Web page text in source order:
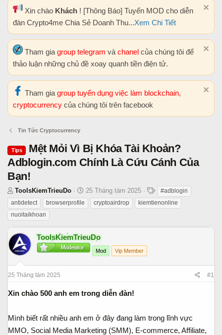
Xin chào Khách ! [Thông Báo] Tuyển MOD cho diễn
đàn Crypto4me Chia Sẻ Doanh Thu...Xem Chi Tiết
Tham gia group telegram và chanel của chúng tôi để
thảo luận những chủ đề xoay quanh tiền điện tử.
Tham gia group tuyển dụng việc làm blockchain,
cryptocurrency của chúng tôi trên facebook
Tin Tức Cryptocurrency
Tips
Mệt Mỏi Vì Bị Khóa Tài Khoản?
Adblogin.com Chính Là Cứu Cánh Của
Bạn!
T
h
r
e
d
s
t
ToolsKiemTrieuDo
N
g
à
ắ
t
25 Tháng tám 2025
h
ẻ
#adblogin
antidetect
browserprofile cryptoairdrop
kiemtienonline
nuoitaikhoan
ToolsKiemTrieuDo
Mod Vip Member
25 Tháng tám 2025 #1
Xin chào 500 anh em trong diễn đàn!
Mình biết rất nhiều anh em ở đây đang làm trong lĩnh vực
MMO, Social Media Marketing (SMM), E-commerce, Affiliate,